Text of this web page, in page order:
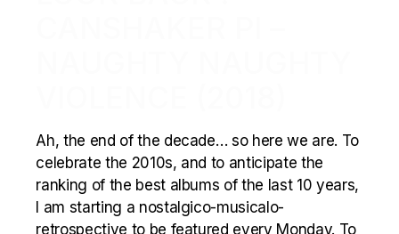
Ah, the end of the decade… so here we are. To
celebrate the 2010s, and to anticipate the
ranking of the best albums of the last 10 years,
I am starting a nostalgico-musicalo-
retrospective to be featured every Monday. To